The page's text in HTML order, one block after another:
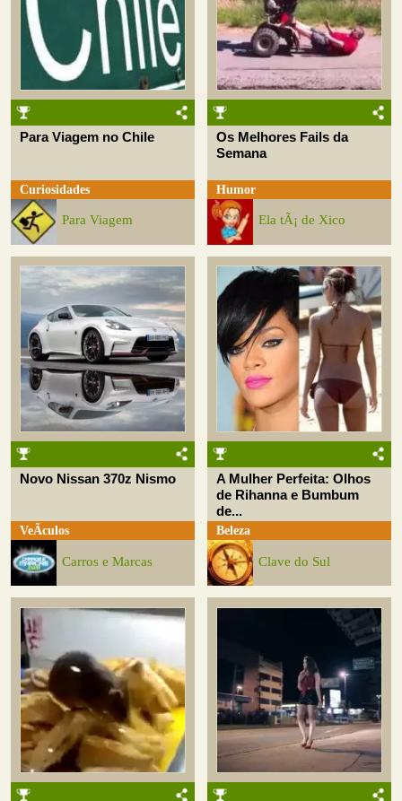
Para Viagem no Chile
Curiosidades
Para Viagem
Os Melhores Fails da
Semana
Humor
Ela tÃ¡ de Xico
Novo Nissan 370z Nismo
VeÃ­culos
Carros e Marcas
A Mulher Perfeita: Olhos
de Rihanna e Bumbum
de...
Beleza
Clave do Sul